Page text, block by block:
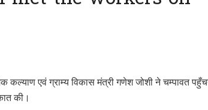
एवं ग्राम्य विकास मंत्री गणेश जोशी ने चम्पावत
की।